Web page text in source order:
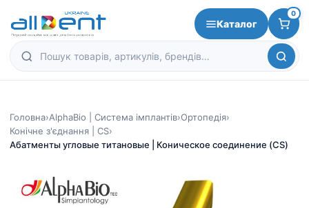
Каталог
0
Головна›AlphaBio | Система імплантів›Ортопедія›
Конічне з'єднання | CS›
Абатменты угловые титановые | Коническое соединение (CS)